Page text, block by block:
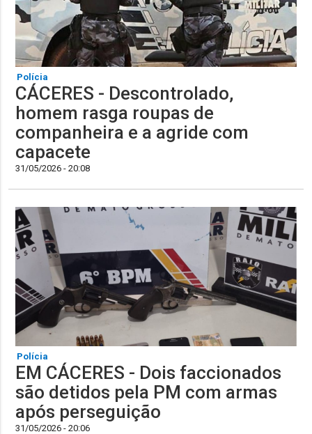
Polícia
CÁCERES - Descontrolado,
homem rasga roupas de
companheira e a agride com
capacete
31/05/2026 - 20:08
Polícia
EM CÁCERES - Dois faccionados
são detidos pela PM com armas
após perseguição
31/05/2026 - 20:06